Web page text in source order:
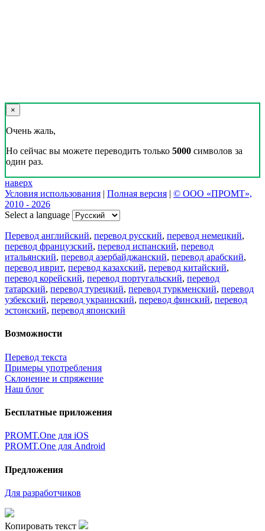
×
Очень жаль,
Но сейчас вы можете переводить только 5000 символов за
один раз.
наверх
Условия использования | Полная версия | © ООО «ПРОМТ»,
2010 - 2026
Select a language
Перевод английский, перевод русский, перевод немецкий,
перевод французский, перевод испанский, перевод
итальянский, перевод азербайджанский, перевод арабский,
перевод иврит, перевод казахский, перевод китайский,
перевод корейский, перевод португальский, перевод
татарский, перевод турецкий, перевод туркменский, перевод
узбекский, перевод украинский, перевод финский, перевод
эстонский, перевод японский
Возможности
Перевод текста
Примеры употребления
Склонение и спряжение
Наш блог
Бесплатные приложения
PROMT.One для iOS
PROMT.One для Android
Предложения
Для разработчиков
Копировать текст